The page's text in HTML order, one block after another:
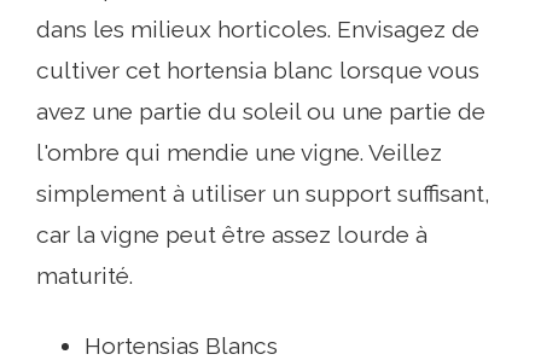
dans les milieux horticoles. Envisagez de
cultiver cet hortensia blanc lorsque vous
avez une partie du soleil ou une partie de
l'ombre qui mendie une vigne. Veillez
simplement à utiliser un support suffisant,
car la vigne peut être assez lourde à
maturité.
Hortensias Blancs